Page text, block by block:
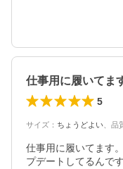
5
サイズ ： ちょうどよい 品
仕事用に履いてます
プデートしてるんで